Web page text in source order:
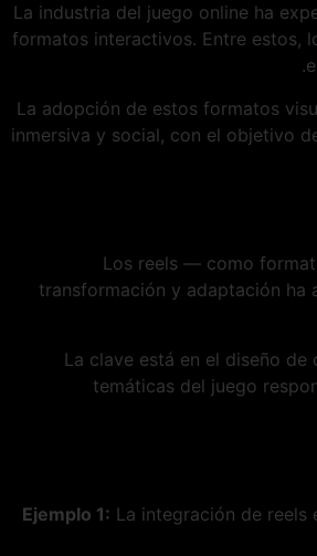
La industria del juego online ha
formatos interactivos. Entre estos,
La adopción de estos formatos
inmersiva y social, con el objetivo
Los reels — como
transformación y adaptación ha
La clave está en el diseño
temáticas del juego
Ejemplo 1: La integración de reels